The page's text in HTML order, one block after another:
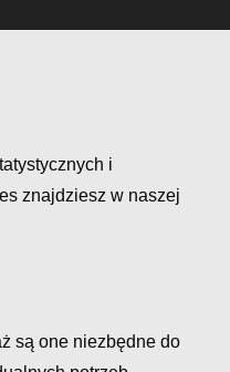
i
znajdziesz w naszej
są one niezbędne do